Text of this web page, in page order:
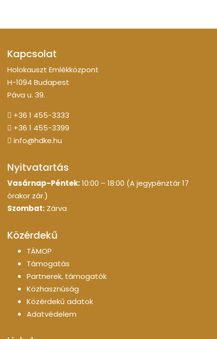
Kapcsolat
Holokauszt Emlékközpont
H-1094 Budapest
Páva u. 39.
+36 1 455-3333
+36 1 455-3399
info@hdke.hu
Nyitvatartás
Vasárnap-Péntek:10:00 – 18:00 (A jegypénztár 17
órakor zár.)
Szombat: Zárva
Közérdekű
TÁMOP
Támogatás
Partnerek, támogatók
Közhasznúság
Közérdekű adatok
Adatvédelem